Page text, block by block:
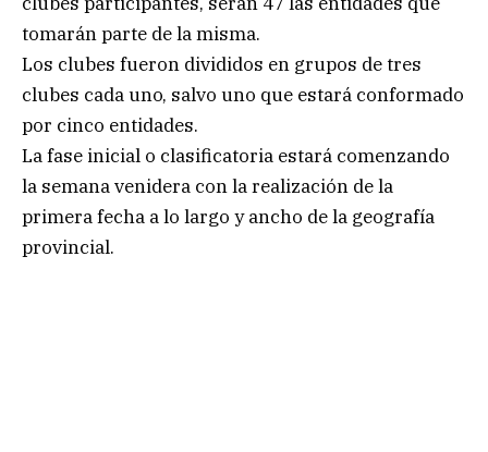
tomarán parte de la misma.
Los clubes fueron divididos en grupos de tres
clubes cada uno, salvo uno que estará conformado
por cinco entidades.
La fase inicial o clasificatoria estará comenzando
la semana venidera con la realización de la
primera fecha a lo largo y ancho de la geografía
provincial.